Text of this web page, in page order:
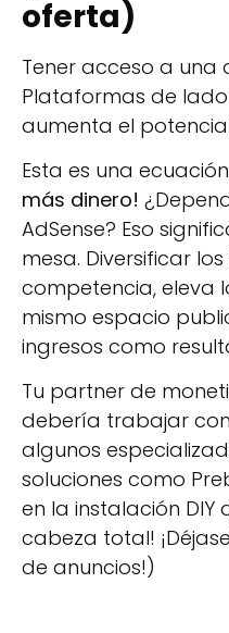
oferta)
Tener acceso a
Plataformas de
aumenta el
Esta es una
más dinero!
AdSense? Eso
mesa. Diversificar
competencia, eleva
mismo espacio
ingresos como
Tu partner de
debería trabajar con
algunos
soluciones como
en la instalación DIY
cabeza total!
de anuncios!)